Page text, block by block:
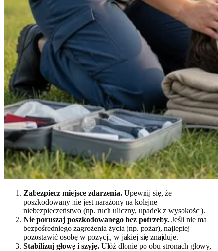
Zabezpiecz miejsce zdarzenia. Upewnij się, że
poszkodowany nie jest narażony na kolejne
niebezpieczeństwo (np. ruch uliczny, upadek z wysokości).
Nie poruszaj poszkodowanego bez potrzeby. Jeśli nie ma
bezpośredniego zagrożenia życia (np. pożar), najlepiej
pozostawić osobę w pozycji, w jakiej się znajduje.
Stabilizuj głowę i szyję. Ułóż dłonie po obu stronach głowy,